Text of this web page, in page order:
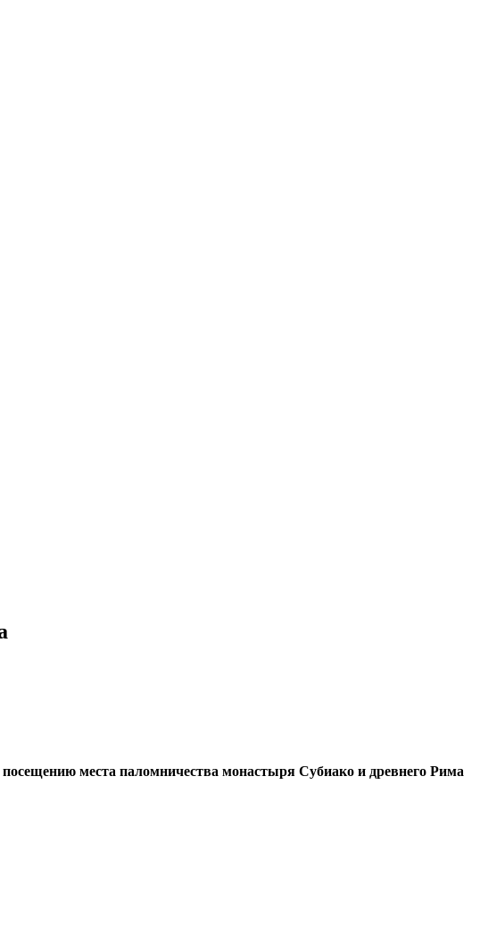
места паломничества монастыря Субиако и древнего Рима